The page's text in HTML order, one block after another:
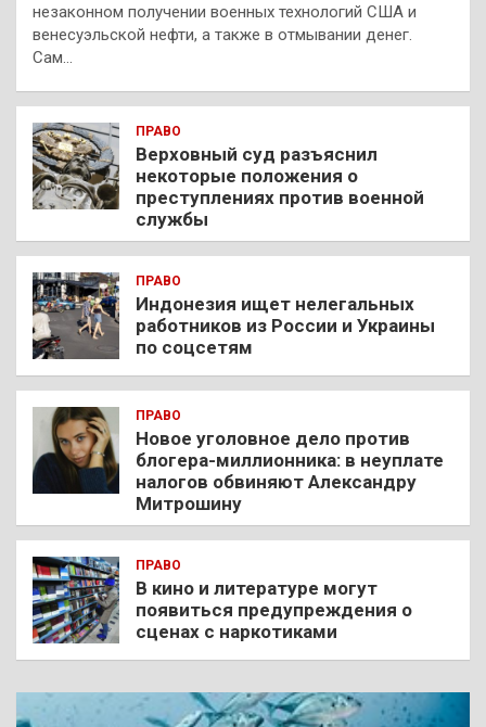
незаконном получении военных технологий США и
венесуэльской нефти, а также в отмывании денег.
Сам…
ПРАВО
Верховный суд разъяснил
некоторые положения о
преступлениях против военной
службы
ПРАВО
Индонезия ищет нелегальных
работников из России и Украины
по соцсетям
ПРАВО
Новое уголовное дело против
блогера-миллионника: в неуплате
налогов обвиняют Александру
Митрошину
ПРАВО
В кино и литературе могут
появиться предупреждения о
сценах с наркотиками